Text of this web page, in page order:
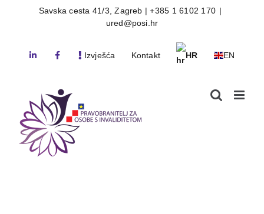
Savska cesta 41/3, Zagreb | +385 1 6102 170 |
ured@posi.hr
Izvješća Kontakt HR EN